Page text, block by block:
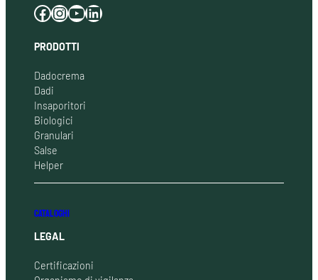
Facebook Instagram YouTube LinkedIn
PRODOTTI
Dadocrema
Dadi
Insaporitori
Biologici
Granulari
Salse
Helper
CATALOGHI
LEGAL
Certificazioni